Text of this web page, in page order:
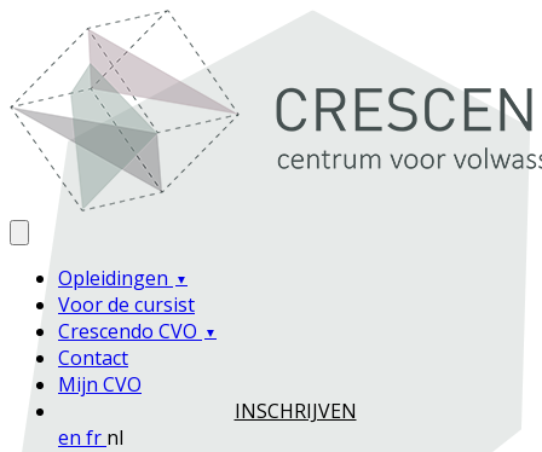
Opleidingen
Voor de cursist
Crescendo CVO
Contact
Mijn CVO
INSCHRIJVEN
en fr nl